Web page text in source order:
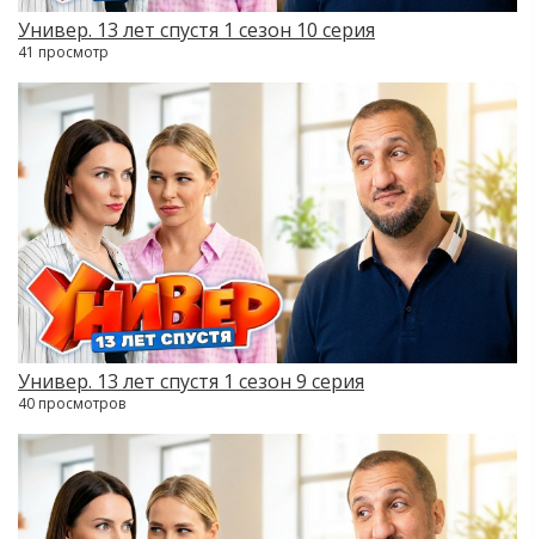
Универ. 13 лет спустя 1 сезон 10 серия
41 просмотр
Универ. 13 лет спустя 1 сезон 9 серия
40 просмотров